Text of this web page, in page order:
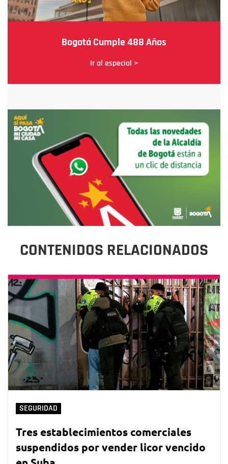
Bogotá Cumple 488 Años
Ir al especial >
CONTENIDOS RELACIONADOS
SEGURIDAD
Tres establecimientos comerciales
suspendidos por vender licor vencido